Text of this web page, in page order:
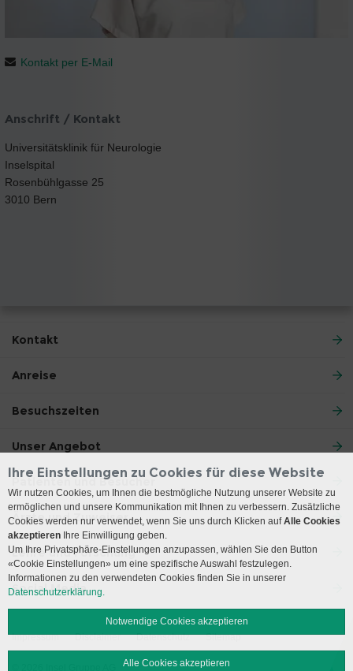
Kontakt per E-Mail
Anschrift / Kontakt
Universitätsklinik für Neurologie
Inselspital
Rosenbühlgasse 25
3010 Bern
Kontakt
Anreise
Besuchszeiten
Unser Angebot
Patienten und Besucher
Ärzte und Zuweiser
Lehre und Forschung
Social Media
Impressum Disclaimer Datenschutz Sitemap
Ihre Einstellungen zu Cookies für diese Website
Wir nutzen Cookies, um Ihnen die bestmögliche Nutzung unserer Website zu
ermöglichen und unsere Kommunikation mit Ihnen zu verbessern. Zusätzliche
Cookies werden nur verwendet, wenn Sie uns durch Klicken aufAlle Cookies
akzeptieren Ihre Einwilligung geben.
Um Ihre Privatsphäre-Einstellungen anzupassen, wählen Sie den Button
«Cookie Einstellungen» um eine spezifische Auswahl festzulegen.
Informationen zu den verwendeten Cookies finden Sie in unserer
Datenschutzerklärung.
Notwendige Cookies akzeptieren
Alle Cookies akzeptieren